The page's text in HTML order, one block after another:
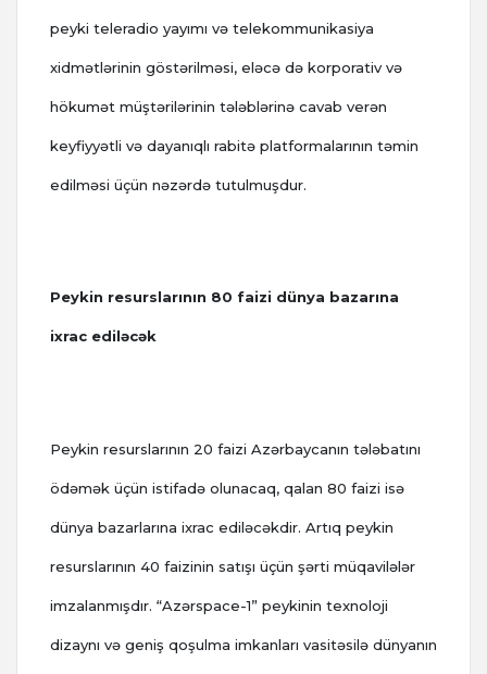
peyki teleradio yayımı və telekommunikasiya
xidmətlərinin göstərilməsi, eləcə də korporativ və
hökumət müştərilərinin tələblərinə cavab verən
keyfiyyətli və dayanıqlı rabitə platformalarının təmin
edilməsi üçün nəzərdə tutulmuşdur.
Peykin resurslarının 80 faizi dünya bazarına
ixrac ediləcək
Peykin resurslarının 20 faizi Azərbaycanın tələbatını
ödəmək üçün istifadə olunacaq, qalan 80 faizi isə
dünya bazarlarına ixrac ediləcəkdir. Artıq peykin
resurslarının 40 faizinin satışı üçün şərti müqavilələr
imzalanmışdır. “Azərspace-1” peykinin texnoloji
dizaynı və geniş qoşulma imkanları vasitəsilə dünyanın